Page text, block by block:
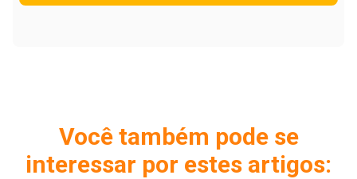
Você também pode se
interessar por estes artigos: